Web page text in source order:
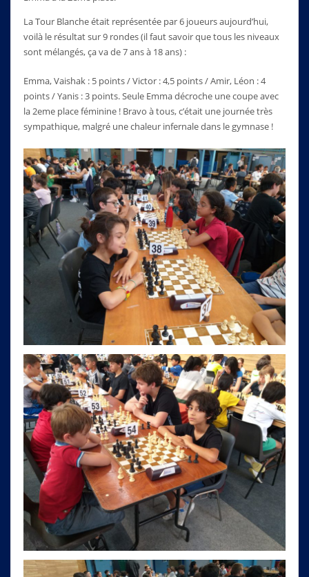
La Tour Blanche était représentée par 6 joueurs aujourd’hui,
voilà le résultat sur 9 rondes (il faut savoir que tous les niveaux
sont mélangés, ça va de 7 ans à 18 ans) :
Emma, Vaishak : 5 points / Victor : 4,5 points / Amir, Léon : 4
points / Yanis : 3 points. Seule Emma décroche une coupe avec
la 2eme place féminine ! Bravo à tous, c’était une journée très
sympathique, malgré une chaleur infernale dans le gymnase !